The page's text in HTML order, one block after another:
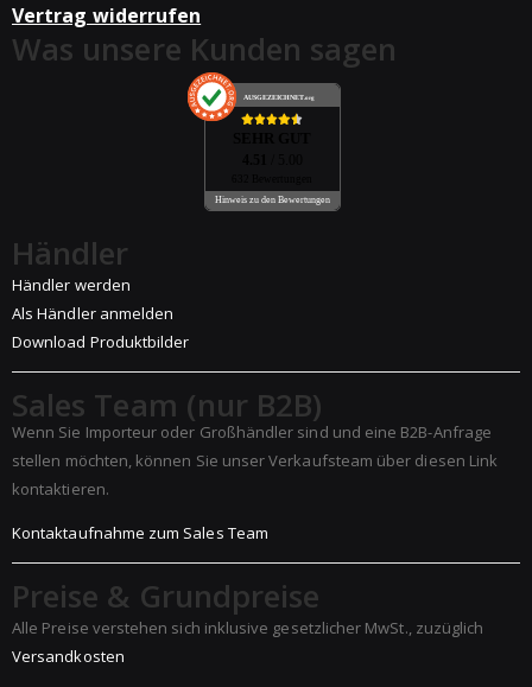
Vertrag widerrufen
Was unsere Kunden sagen
AUSGEZEICHNET.org
Hinweis zu den Bewertungen
Händler
Händler werden
Als Händler anmelden
Download Produktbilder
Sales Team (nur B2B)
Wenn Sie Importeur oder Großhändler sind und eine B2B-Anfrage
stellen möchten, können Sie unser Verkaufsteam über diesen Link
kontaktieren.
Kontaktaufnahme zum Sales Team
Preise & Grundpreise
Alle Preise verstehen sich inklusive gesetzlicher MwSt., zuzüglich
Versandkosten